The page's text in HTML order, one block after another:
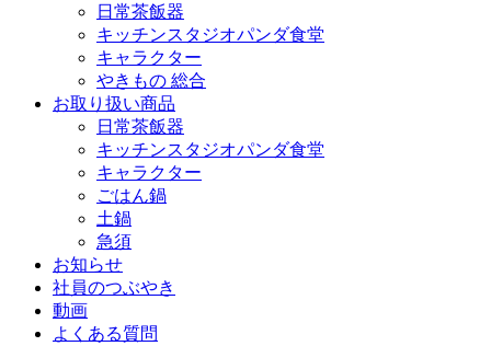
日常茶飯器
キッチンスタジオパンダ食堂
キャラクター
やきもの 総合
お取り扱い商品
日常茶飯器
キッチンスタジオパンダ食堂
キャラクター
ごはん鍋
土鍋
急須
お知らせ
社員のつぶやき
動画
よくある質問